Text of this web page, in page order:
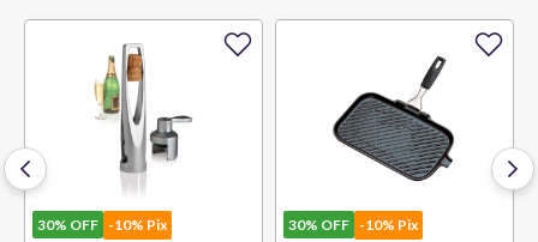
30% OFF -10% Pix 30% OFF -10% Pix